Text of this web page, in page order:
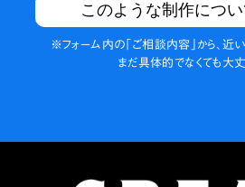
このような制作につ
※フォーム内の 「ご相談内容」から、近
まだ具体的でなくても 大